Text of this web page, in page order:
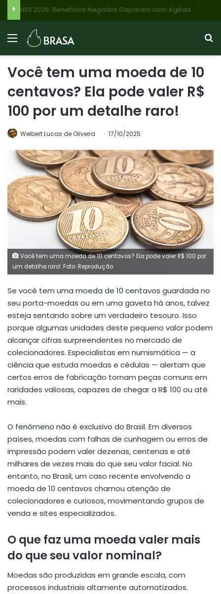
Você tem uma moeda de 10
centavos? Ela pode valer R$
100 por um detalhe raro!
Welbert Lucas de Oliveira 17/10/2025
Você tem uma moeda de 10 centavos? Ela pode valer R$ 100 por
um detalhe raro!. Foto: Reprodução
Se você tem uma moeda de 10 centavos guardada no
seu porta-moedas ou em uma gaveta há anos, talvez
esteja sentando sobre um verdadeiro tesouro. Isso
porque algumas unidades deste pequeno valor podem
alcançar cifras surpreendentes no mercado de
colecionadores. Especialistas em numismática — a
ciência que estuda moedas e cédulas — alertam que
certos erros de fabricação tornam peças comuns em
raridades valiosas, capazes de chegar a R$ 100 ou até
mais.
O fenômeno não é exclusivo do Brasil. Em diversos
países, moedas com falhas de cunhagem ou erros de
impressão podem valer dezenas, centenas e até
milhares de vezes mais do que seu valor facial. No
entanto, no Brasil, um caso recente envolvendo a
moeda de 10 centavos chamou atenção de
colecionadores e curiosos, movimentando grupos de
venda e sites especializados.
O que faz uma moeda valer mais
do que seu valor nominal?
Moedas são produzidas em grande escala, com
processos industriais altamente automatizados.